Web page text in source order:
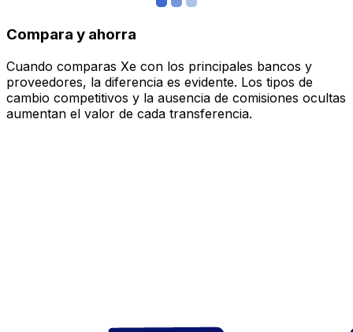
Compara y ahorra
Cuando comparas Xe con los principales bancos y
proveedores, la diferencia es evidente. Los tipos de
cambio competitivos y la ausencia de comisiones ocultas
aumentan el valor de cada transferencia.